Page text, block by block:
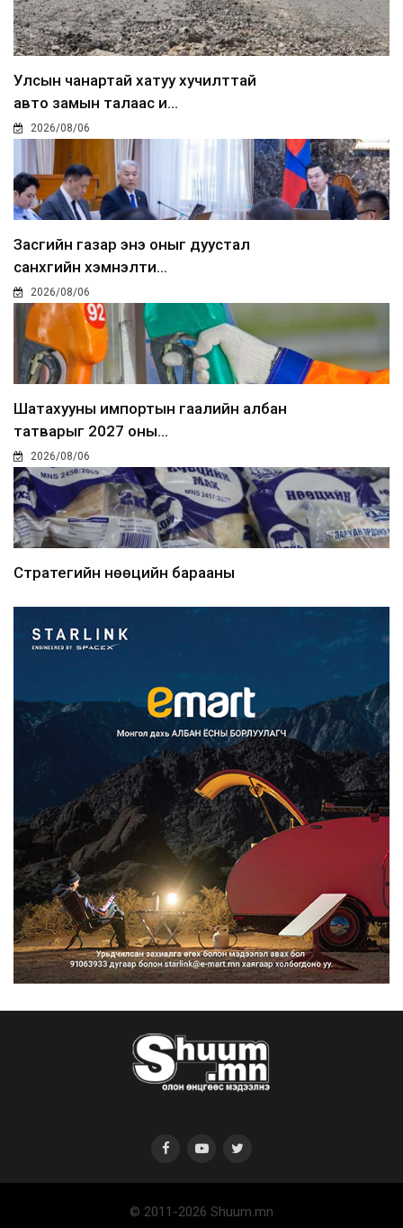
Улсын чанартай хатуу хучилттай
авто замын талаас и...
2026/08/06
Засгийн газар энэ оныг дуустал
санхүүгийн хэмнэлти...
2026/08/06
Шатахууны импортын гаалийн албан
татварыг 2027 оны...
2026/08/06
Стратегийн нөөцийн барааны
Монгол Улс COP17 бага хуралд 6.5
тэрбум ам.доллары...
2026/08/06
“Улаанбаатар трам” төсөл
хэрэгжсэнээр жилд 446...
2026/08/06
Автомашины улсын дугаар тэгш
тоогоор төгссөн бол ө...
© 2011-2026 Shuum.mn